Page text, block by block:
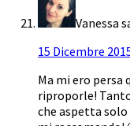
Vanessa
15 Dicembre
Ma mi ero persa
riproporle!
che aspetta solo